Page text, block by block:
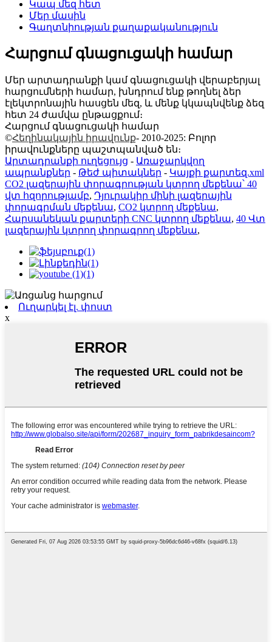
Կապ մեզ հետ
Մեր մասին
Գաղտնիության քաղաքականություն
Հարցում գնացուցակի համար
Մեր արտադրանքի կամ գնացուցակի վերաբերյալ
հարցումների համար, խնդրում ենք թողնել ձեր
էլեկտրոնային հասցեն մեզ, և մենք կկապնվենք ձեզ
հետ 24 ժամվա ընթացքում։
Հարցում գնացուցակի համար
©Հեղինակային իրավունք- 2010-2025: Բոլոր
իրավունքները պաշտպանված են։
Արտադրանքի ուղեցույց - Առաջարկվող
ապրանքներ - Թեժ պիտակներ - Կայքի քարտեզ.xml
CO2 լազերային փորագրության կտրող մեքենա՝ 40
վտ հզորությամբ, Դյուրակիր մինի լազերային
փորագրման մեքենա, CO2 կտրող մեքենա,
Հարսանեկան քարտերի CNC կտրող մեքենա, 40 Վտ
լազերային կտրող փորագրող մեքենա,
Ուղարկել էլ. փոստ
x